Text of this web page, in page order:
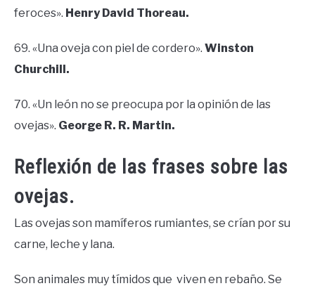
feroces». Henry David Thoreau.
69. «Una oveja con piel de cordero». Winston
Churchill.
70. «Un león no se preocupa por la opinión de las
ovejas». George R. R. Martin.
Reflexión de las frases sobre las
ovejas.
Las ovejas son mamíferos rumiantes, se crían por su
carne, leche y lana.
Son animales muy tímidos que viven en rebaño. Se